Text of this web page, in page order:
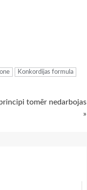
Konkordijas formula
tomēr nedarbojas
»